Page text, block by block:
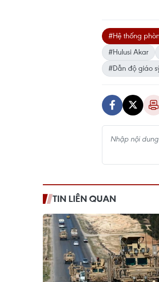
#Hệ thống
#Hulusi Akar
#Dẫn độ giáo
TIN LIÊN QUAN